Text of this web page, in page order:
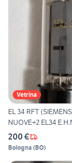
Vetrina
EL 34 RFT
NUOVE+2 EL34
200 €
Bologna (BO)